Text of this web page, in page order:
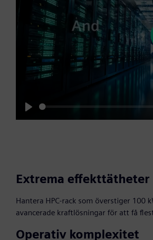
Play
Extrema effekttätheter
Hantera HPC-rack som överstiger 100
avancerade kraftlösningar för att få
Operativ komplexitet